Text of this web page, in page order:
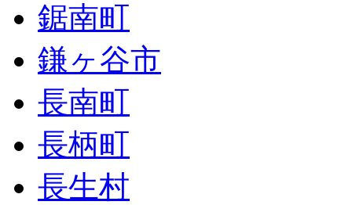
鋸南町
鎌ヶ谷市
長南町
長柄町
長生村